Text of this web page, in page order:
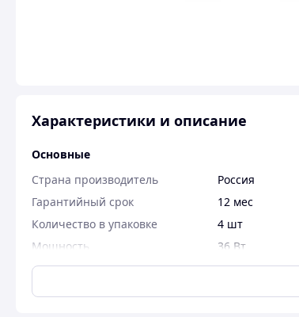
Характеристики и описание
Основные
Страна производитель
Россия
Гарантийный срок
12 мес
Количество в упаковке
4 шт
Мощность
36 Вт
Применение освещения
Для торговых
Для